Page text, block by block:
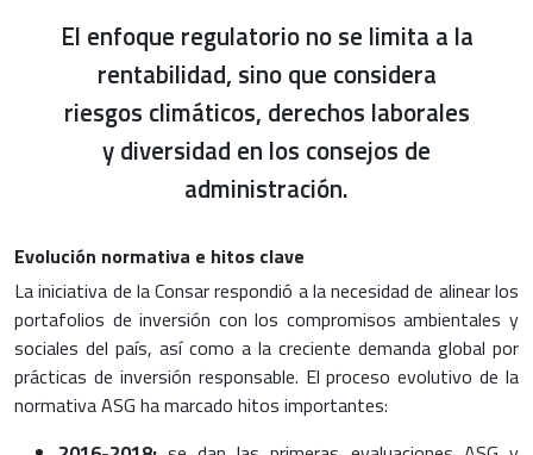
El enfoque regulatorio no se limita a la
rentabilidad, sino que considera
riesgos climáticos, derechos laborales
y diversidad en los consejos de
administración.
Evolución normativa e hitos clave
La iniciativa de la Consar respondió a la necesidad de alinear los
portafolios de inversión con los compromisos ambientales y
sociales del país, así como a la creciente demanda global por
prácticas de inversión responsable. El proceso evolutivo de la
normativa ASG ha marcado hitos importantes: